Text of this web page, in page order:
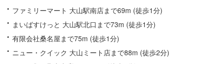
ファミリーマート 大山駅南店まで69m (徒歩1分)
まいばすけっと 大山駅北口まで73m (徒歩1分)
有限会社桑名屋まで75m (徒歩1分)
ニュー・クイック 大山ミート店まで88m (徒歩2分)